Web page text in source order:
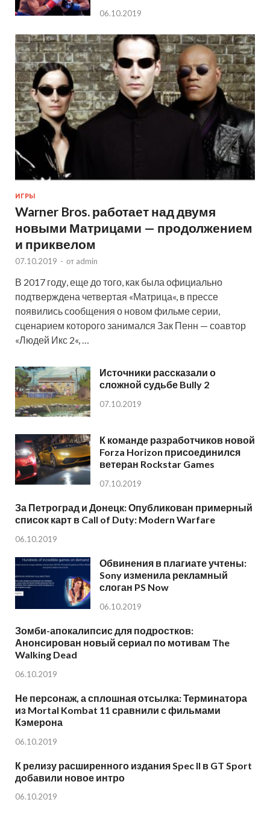
06.10.2019
ИГРЫ
Warner Bros. работает над двумя
новыми Матрицами — продолжением
и приквелом
07.10.2019 - от admin
В 2017 году, еще до того, как была официально
подтверждена четвертая «Матрица«, в прессе
появились сообщения о новом фильме серии,
сценарием которого занимался Зак Пенн — соавтор
«Людей Икс 2«, …
Источники рассказали о
сложной судьбе Bully 2
07.10.2019
К команде разработчиков новой
Forza Horizon присоединился
ветеран Rockstar Games
07.10.2019
За Петроград и Донецк: Опубликован примерный
список карт в Call of Duty: Modern Warfare
06.10.2019
Обвинения в плагиате учтены:
Sony изменила рекламный
слоган PS Now
06.10.2019
Зомби-апокалипсис для подростков:
Анонсирован новый сериал по мотивам The
Walking Dead
06.10.2019
Не персонаж, а сплошная отсылка: Терминатора
из Mortal Kombat 11 сравнили с фильмами
Кэмерона
06.10.2019
К релизу расширенного издания Spec II в GT Sport
добавили новое интро
06.10.2019